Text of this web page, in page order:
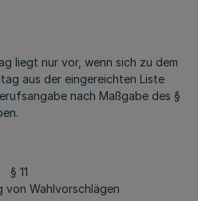
liegt nur vor, wenn sich zu dem
aus der eingereichten Liste
nach Maßgabe des §
§ 11
von Wahlvorschlägen